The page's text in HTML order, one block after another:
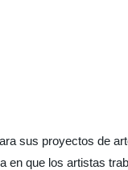
sus proyectos de
en que los artistas